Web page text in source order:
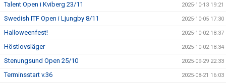
Talent Open i Kviberg 23/11 2025-10-13 19:21
Swedish ITF Open i Ljungby 8/11 2025-10-05 17:30
Halloweenfest! 2025-10-02 18:37
Höstlovsläger 2025-10-02 18:34
Stenungsund Open 25/10 2025-09-29 22:33
Terminsstart v.36 2025-08-21 16:03